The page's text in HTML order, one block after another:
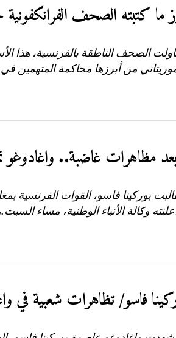
ما كتبته الصحف الفرانكفونية
الصحف الناطقة بالفرنسية، هذا
من أبرزها محاكمة المتهمين
مظاهرات غاضبة.. واغادوغو
بوركينا فاسو، القوات الفرنسية
وكالة الأنباء الوطنية، مساء
فاسو/ تظاهرات شعبية في